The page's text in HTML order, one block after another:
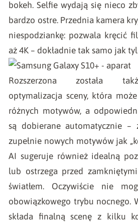
bokeh. Selfie wydają się nieco
bardzo ostre. Przednia kamera
niespodziankę: pozwala kręcić
aż 4K – dokładnie tak samo jak
Rozszerzona została
optymalizacja sceny, która
różnych motywów, a
są dobierane automatycznie –
zupełnie nowych motywów jak
AI sugeruje również idealną
lub ostrzega przed
światłem. Oczywiście nie
obowiązkowego trybu nocnego.
składa finalną scenę z kilku